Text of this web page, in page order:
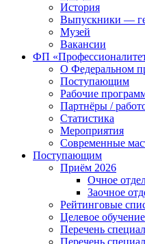
История
Выпускники —
Музей
Вакансии
ФП
О Федеральном
Поступающим
Рабочие
Партнёры /
Статистика
Мероприятия
Современные
Поступающим
Приём 2026
Очное
Заочное
Рейтинговые
Целевое обучение
Перечень
Перечень